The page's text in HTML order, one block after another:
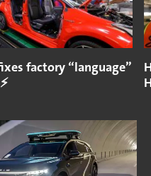
factory “language”